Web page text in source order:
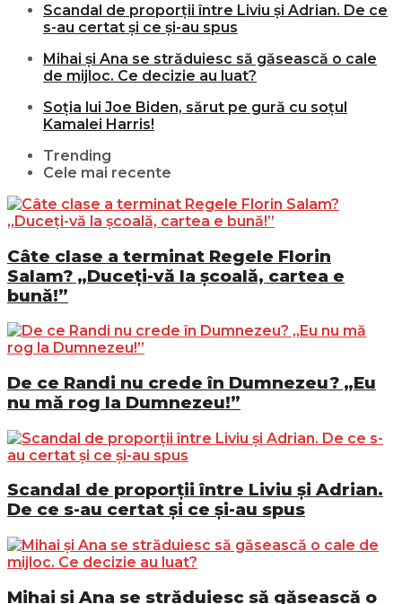
Scandal de proporții între Liviu și Adrian. De ce
s-au certat și ce și-au spus
Mihai și Ana se străduiesc să găsească o cale
de mijloc. Ce decizie au luat?
Soția lui Joe Biden, sărut pe gură cu soțul
Kamalei Harris!
Trending
Cele mai recente
Câte clase a terminat Regele Florin
Salam? „Duceți-vă la școală, cartea e
bună!”
De ce Randi nu crede în Dumnezeu? „Eu
nu mă rog la Dumnezeu!”
Scandal de proporții între Liviu și Adrian.
De ce s-au certat și ce și-au spus
Mihai și Ana se străduiesc să găsească o